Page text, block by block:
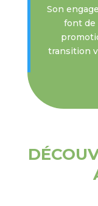
Son
font de
transition